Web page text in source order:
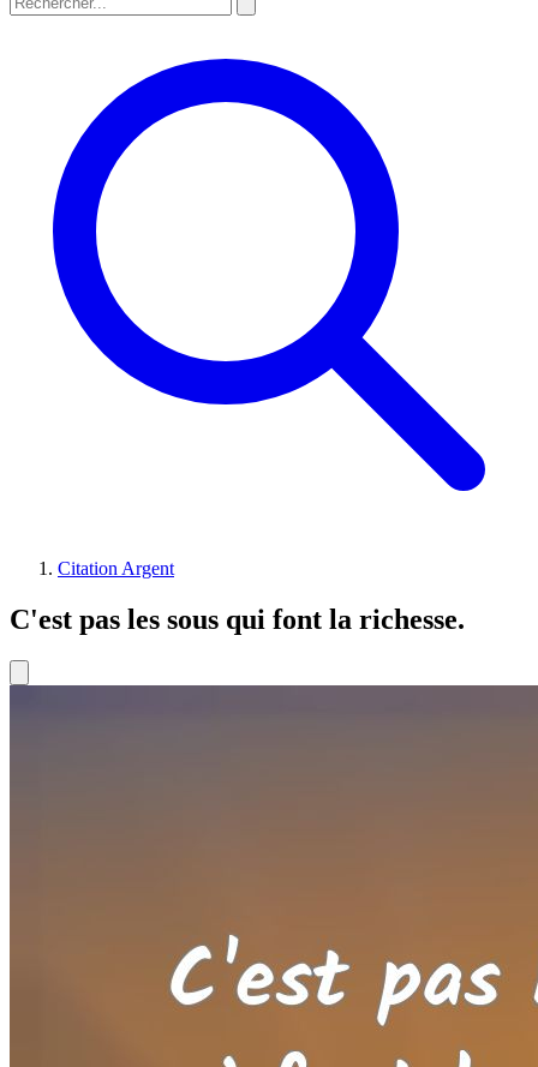
Citation Argent
C'est pas les sous qui font la richesse.